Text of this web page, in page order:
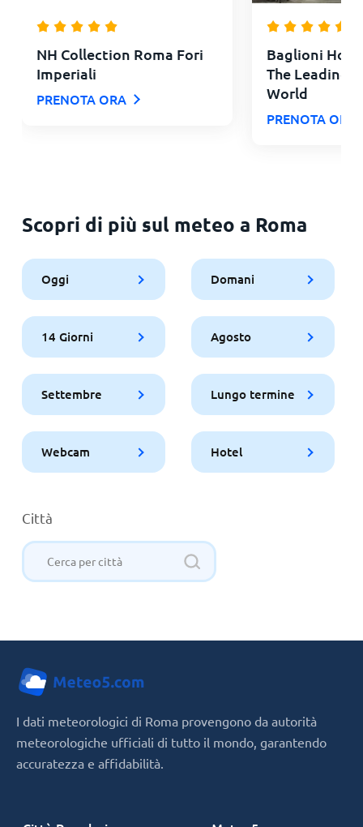
NH Collection Roma Fori
Imperiali
PRENOTA ORA
Baglioni
The Leading
World
PRENOTA ORA
Scopri di più sul meteo a Roma
Oggi Domani
14 Giorni Agosto
Settembre Lungo termine
Webcam Hotel
Città
I dati meteorologici di Roma provengono da autorità
meteorologiche ufficiali di tutto il mondo, garantendo
accuratezza e affidabilità.